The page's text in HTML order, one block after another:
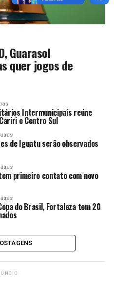
Guarasol
quer jogos de
Intermunicipais reúne
e Centro Sul
de Iguatu serão observados
primeiro contato com novo
do Brasil, Fortaleza tem 20